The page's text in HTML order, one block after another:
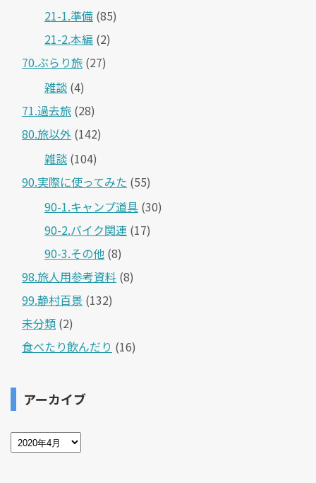
21-1.準備 (85)
21-2.本編 (2)
70.ぶらり旅 (27)
雑談 (4)
71.過去旅 (28)
80.旅以外 (142)
雑談 (104)
90.実際に使ってみた (55)
90-1.キャンプ道具 (30)
90-2.バイク関連 (17)
90-3.その他 (8)
98.旅人用参考資料 (8)
99.静村百景 (132)
未分類 (2)
食べたり飲んだり (16)
アーカイブ